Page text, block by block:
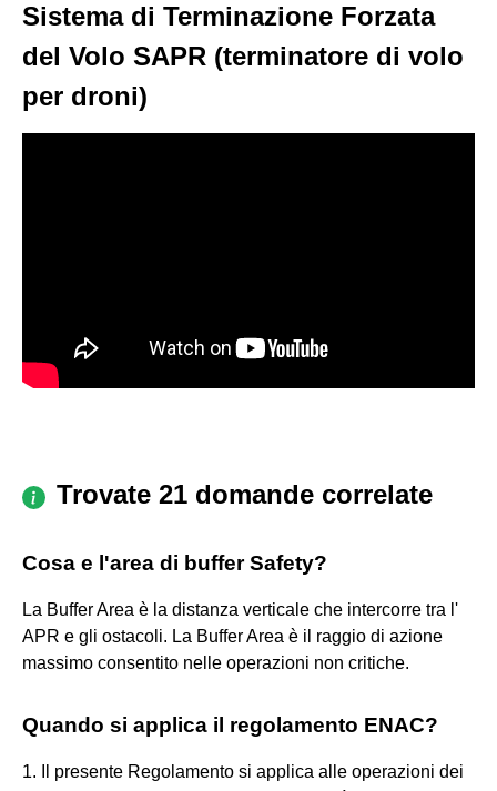
Sistema di Terminazione Forzata
del Volo SAPR (terminatore di volo
per droni)
Trovate 21 domande correlate
Cosa e l'area di buffer Safety?
La Buffer Area è la distanza verticale che intercorre tra l'
APR e gli ostacoli. La Buffer Area è il raggio di azione
massimo consentito nelle operazioni non critiche.
Quando si applica il regolamento ENAC?
1. Il presente Regolamento si applica alle operazioni dei